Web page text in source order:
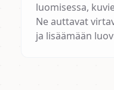
luomisessa,
Ne auttavat
ja lisäämään